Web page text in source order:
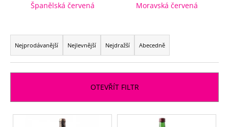
Španělská červená Moravská červená
Ř
a
z
e
í
p
Nejprodávanější Nejlevnější Nejdražší Abecedně
OTEVŘÍT FILTR
V
č
u
j
e
m